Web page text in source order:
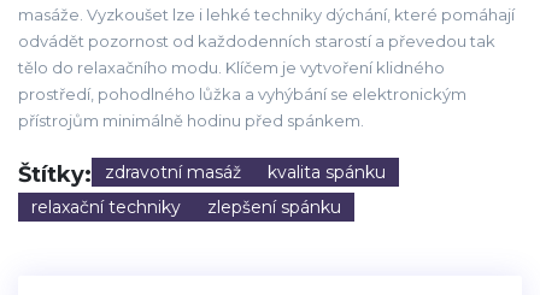
masáže. Vyzkoušet lze i lehké techniky dýchání, které pomáhají
odvádět pozornost od každodenních starostí a převedou tak
tělo do relaxačního modu. Klíčem je vytvoření klidného
prostředí, pohodlného lůžka a vyhýbání se elektronickým
přístrojům minimálně hodinu před spánkem.
Štítky: zdravotní masáž
kvalita spánku
relaxační techniky
zlepšení spánku